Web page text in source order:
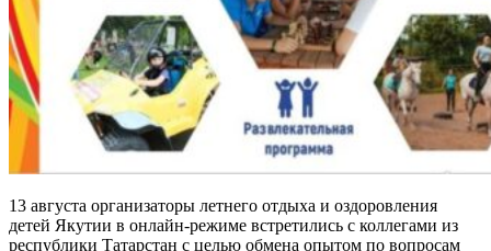
13 августа организаторы летнего отдыха и оздоровления
детей Якутии в онлайн-режиме встретились с коллегами из
республики Татарстан с целью обмена опытом по вопросам